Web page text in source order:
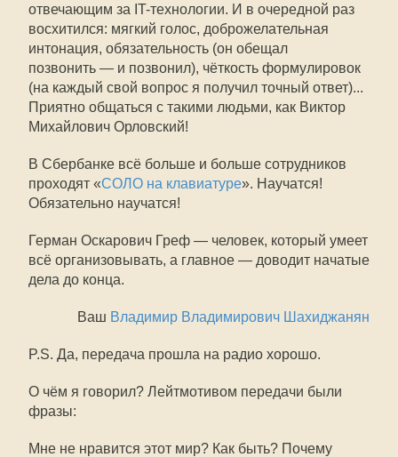
отвечающим за IT-технологии. И в очередной раз
восхитился: мягкий голос, доброжелательная
интонация, обязательность (он обещал
позвонить — и позвонил), чёткость формулировок
(на каждый свой вопрос я получил точный ответ)...
Приятно общаться с такими людьми, как Виктор
Михайлович Орловский!
В Сбербанке всё больше и больше сотрудников
проходят «СОЛО на клавиатуре». Научатся!
Обязательно научатся!
Герман Оскарович Греф — человек, который умеет
всё организовывать, а главное — доводит начатые
дела до конца.
Ваш Владимир Владимирович Шахиджанян
P.S. Да, передача прошла на радио хорошо.
О чём я говорил? Лейтмотивом передачи были
фразы:
Мне не нравится этот мир? Как быть? Почему